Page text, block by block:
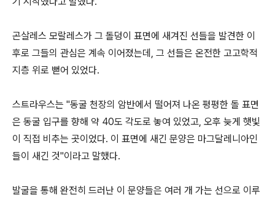
곤살레스 모랄레스가 그 돌덩이 표면에 새겨진 선들을 발견한 이
후로 그들의 관심은 계속 이어졌는데, 그 선들은 온전한 고고학적
지층 위로 뻗어 있었다.
스트라우스는 "동굴 천장의 암반에서 떨어져 나온 평평한 돌 표면
은 동굴 입구를 향해 약 40도 각도로 놓여 있었고, 오후 늦게 햇빛
이 직접 비추는 곳이었다. 이 표면에 새긴 문양은 마그달레니아인
들이 새긴 것"이라고 말했다.
발굴을 통해 완전히 드러난 이 문양들은 여러 개 가는 선으로 이루